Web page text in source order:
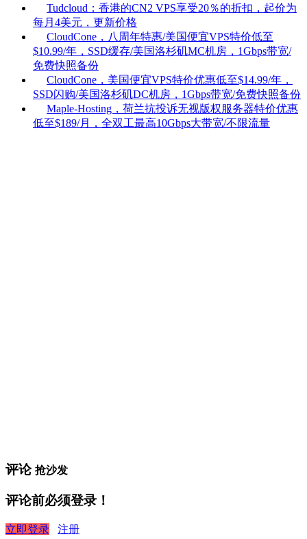
Tudcloud：香港的CN2 VPS享受20％的折扣，起价为
每月4美元，更新价格
CloudCone，八周年特惠/美国便宜VPS特价低至
$10.99/年，SSD缓存/美国洛杉矶MC机房，1Gbps带宽/
免费快照备份
CloudCone，美国便宜VPS特价优惠低至$14.99/年，
SSD闪购/美国洛杉矶DC机房，1Gbps带宽/免费快照备份
Maple-Hosting，荷兰抗投诉无视版权服务器特价优惠
低至$189/月，全双工最高10Gbps大带宽/不限流量
评论 抢沙发
评论前必须登录！
立即登录 注册